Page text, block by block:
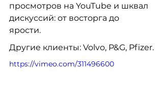
просмотров на YouTube и шквал
дискуссий: от восторга до
ярости.
Другие клиенты: Volvo, P&G, Pfizer.
https://vimeo.com/311496600